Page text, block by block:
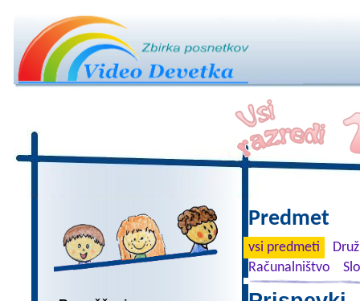
Predmet
vsi predmeti
Računalništvo